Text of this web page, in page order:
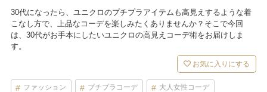
30代になったら、ユニクロのプチプラアイテムも高見えするような着
こなし方で、上品なコーデを楽しみたくありませんか？そこで今回
は、30代がお手本にしたいユニクロの高見えコーデ術をお届けしま
す。
お気に入りにする
ファッション プチプラコーデ 大人女性コーデ